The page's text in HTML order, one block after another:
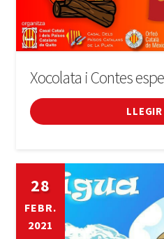
Xocolata i Contes
LLEGIR
28
FEBR.
2021